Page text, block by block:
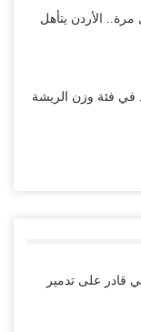
الأردن يتأهل
في فئة وزن الريشة
قادر على تدمير